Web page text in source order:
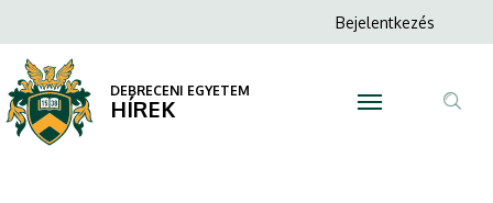
élen
a
sporttudományban
a
tartalomra
Anonim
menüje
Bejelentkezés
DEBRECENI EGYETEM
HÍREK